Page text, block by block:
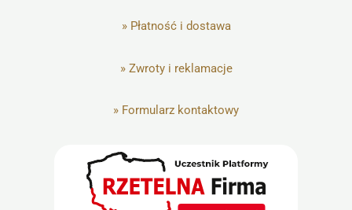
» Płatność i dostawa
» Zwroty i reklamacje
» Formularz kontaktowy